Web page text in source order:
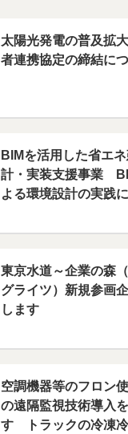
太陽光発電の普及拡
者連携協定の締結に
BIMを活用した省エ
計・実装支援事業
よる環境設計の実践
東京水道～企業の森
グライツ）新規参画
します
空調機器等のフロン
の遠隔監視技術導入
す トラックの冷凍